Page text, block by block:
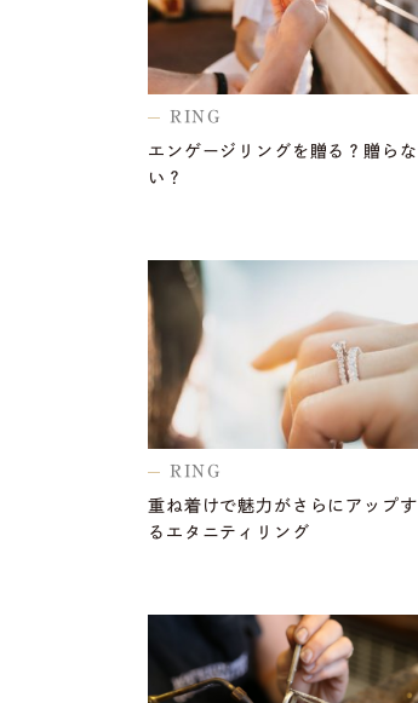
RING
エンゲージリングを贈る？贈らな
い？
RING
重ね着けで魅力がさらにアップす
るエタニティリング